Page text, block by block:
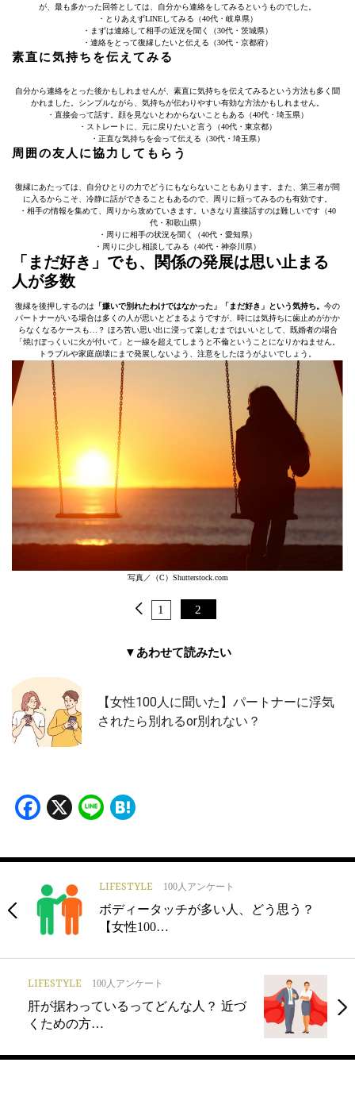
が、最も多かった回答としては、自分から連絡をしてみるというものでした。
・とりあえずLINEしてみる（40代・岐阜県）
・まずは連絡して相手の近況を聞く（30代・茨城県）
・連絡をとって復縁したいと伝える（30代・京都府）
素直に気持ちを伝えてみる
自分から連絡をとった後かもしれませんが、素直に気持ちを伝えてみるという方法も多く聞
かれました。シンプルながら、気持ちが伝わりやすい有効な方法かもしれません。
・直接会って話す。顔を見ないとわからないこともある（40代・埼玉県）
・ストレートに、元に戻りたいと言う（40代・東京都）
・正直な気持ちを会って伝える（30代・埼玉県）
周囲の友人に協力してもらう
復縁にあたっては、自分ひとりの力でどうにもならないこともあります。また、第三者が間
に入るからこそ、冷静に話ができることもあるので、周りに頼ってみるのも有効です。
・相手の情報を集めて、周りから攻めていきます。いきなり直接話すのは難しいです（40
代・和歌山県）
・周りに相手の状況を聞く（40代・愛知県）
・周りに少し相談してみる（40代・神奈川県）
「まだ好き」でも、関係の発展は思い止まる
人が多数
復縁を後押しするのは 「嫌いで別れたわけではなかった」「まだ好き」という気持ち。 今の
パートナーがいる場合は多くの人が思いとどまるようですが、時には気持ちに歯止めがかか
らなくなるケースも…？ ほろ苦い思い出に浸って楽しむまではいいとして、既婚者の場合
「焼けぼっくいに火が付いて」と一線を超えてしまうと不倫ということになりかねません。
トラブルや家庭崩壊にまで発展しないよう、注意をしたほうがよいでしょう。
写真／（C）Shutterstock.com
1 2
▼あわせて読みたい
【女性100人に聞いた】パートナーに浮気
されたら別れるor別れない？
Facebook
X Line
LIFESTYLE 100人アンケート
ボディータッチが多い人、どう思う？
【女性100…
LIFESTYLE 100人アンケート
肝が据わっているってどんな人？ 近づ
くための方…